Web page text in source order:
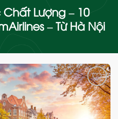
Chất Lượng – 10
– Từ Hà Nội
Add
to
wishlist